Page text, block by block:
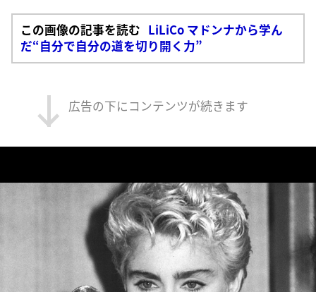
この画像の記事を読む LiLiCo マドンナから学ん
だ“自分で自分の道を切り開く力”
広告の下にコンテンツが続きます